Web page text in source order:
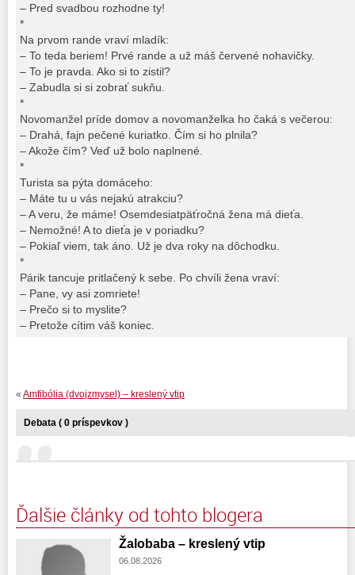
– Pred svadbou rozhodne ty!
*
Na prvom rande vraví mladík:
– To teda beriem! Prvé rande a už máš červené nohavičky.
– To je pravda. Ako si to zistil?
– Zabudla si si zobrať sukňu.
*
Novomanžel príde domov a novomanželka ho čaká s večerou:
– Drahá, fajn pečené kuriatko. Čím si ho plnila?
– Akože čím? Veď už bolo naplnené.
*
Turista sa pýta domáceho:
– Máte tu u vás nejakú atrakciu?
– A veru, že máme! Osemdesiatpäťročná žena má dieťa.
– Nemožné! A to dieťa je v poriadku?
– Pokiaľ viem, tak áno. Už je dva roky na dôchodku.
*
Párik tancuje pritlačený k sebe. Po chvíli žena vraví:
– Pane, vy asi zomriete!
– Prečo si to myslite?
– Pretože cítim váš koniec.
« Amfibólia (dvojzmysel) – kreslený vtip
Debata ( 0 príspevkov )
Ďalšie články od tohto blogera
Žalobaba – kreslený vtip
06.08.2026